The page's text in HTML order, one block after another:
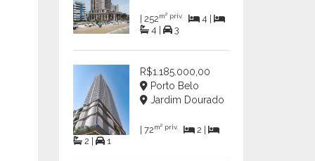
| 252m² priv.
4 |
4 |
3
R$1.185.000,00
Porto Belo
Jardim Dourado
| 72m² priv.
2 |
2 |
1